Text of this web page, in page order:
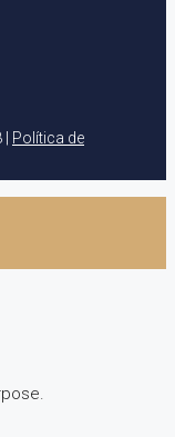
Política de